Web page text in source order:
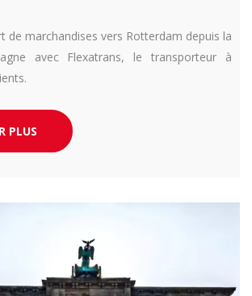
de marchandises vers Rotterdam depuis la
avec Flexatrans, le transporteur à
PLUS